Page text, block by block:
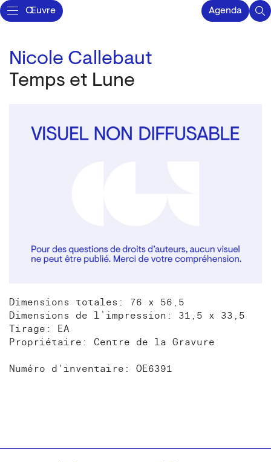
Œuvre Agenda
Nicole Callebaut
Temps et Lune
Dimensions totales: 76 x 56,5
Dimensions de l’impression: 31,5 x 33,5
Tirage: EA
Propriétaire: Centre de la Gravure
Numéro d'inventaire: OE6391